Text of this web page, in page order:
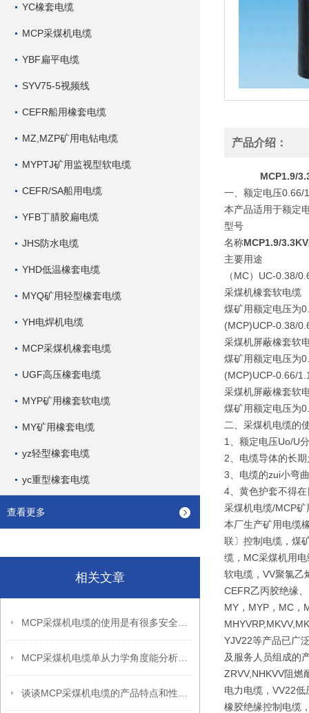
YC橡套电缆
MCP采煤机电缆
YBF扁平电缆
SYV75-5视频线
CEFR船用橡套电缆
MZ,MZP矿用电钻电缆
MYPTJ矿用监视型软电缆
CEFR/SA船用电缆
YFB丁腈胶扁电缆
JHS防水电缆
YHD低温橡套电缆
MYQ矿用轻型橡套电缆
YH电焊机电缆
MCP采煤机橡套电缆
UGF高压橡套电缆
MYP矿用橡套软电缆
MY矿用橡套电缆
yz轻型橡套电缆
yc重型橡套电缆
查看更多
相关文章
产品介绍：
MCP1.9/
一、额定电压
本产品适用于额定
型号
名称MCP1.9/
主要用途
（MC）UC-0.38/
采煤机橡套软电缆
煤矿用额定电压为
(MCP)UCP-0.38/
采煤机屏蔽橡套软
煤矿用额定电压为
(MCP)UCP-0.66/
采煤机屏蔽橡套软
煤矿用额定电压为
二、采煤机电
1、额定电压Uo/U
2、电缆导体的长
3、电缆的zui小弯
4、黄色护套不得
采煤机电缆/MCP
本厂生产矿用电缆
联〕控制电缆，煤
缆，MC采煤机用
软电缆，VV聚氯乙
CEFR乙丙胶绝缘
MY，MYP，MC，
YJV22等产品已广
及服务人员组成的
ZRVV,NHKVV阻燃
电力电缆，VV22
橡胶绝缘控制电缆